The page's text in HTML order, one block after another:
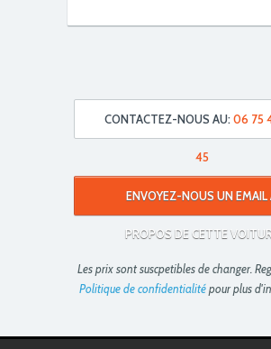
CONTACTEZ-NOUS AU:06 75
45
ENVOYEZ-NOUS UN EMAIL
PROPOS DE CETTE
Les prix sont suscpetibles de changer.
Politique de confidentialitépour plus